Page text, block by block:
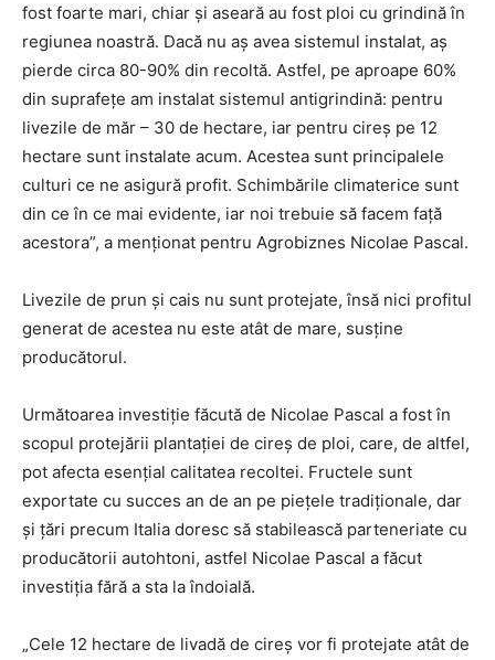
fost foarte mari, chiar și aseară au fost ploi cu grindină în
regiunea noastră. Dacă nu aș avea sistemul instalat, aș
pierde circa 80-90% din recoltă. Astfel, pe aproape 60%
din suprafețe am instalat sistemul antigrindină: pentru
livezile de măr – 30 de hectare, iar pentru cireș pe 12
hectare sunt instalate acum. Acestea sunt principalele
culturi ce ne asigură profit. Schimbările climaterice sunt
din ce în ce mai evidente, iar noi trebuie să facem față
acestora”, a menționat pentru Agrobiznes Nicolae Pascal.
Livezile de prun și cais nu sunt protejate, însă nici profitul
generat de acestea nu este atât de mare, susține
producătorul.
Următoarea investiție făcută de Nicolae Pascal a fost în
scopul protejării plantației de cireș de ploi, care, de altfel,
pot afecta esențial calitatea recoltei. Fructele sunt
exportate cu succes an de an pe piețele tradiționale, dar
și țări precum Italia doresc să stabilească parteneriate cu
producătorii autohtoni, astfel Nicolae Pascal a făcut
investiția fără a sta la îndoială.
„Cele 12 hectare de livadă de cireș vor fi protejate atât de